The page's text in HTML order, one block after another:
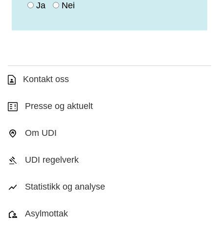
Ja Nei
Kontakt oss
Presse og aktuelt
Om UDI
UDI regelverk
Statistikk og analyse
Asylmottak